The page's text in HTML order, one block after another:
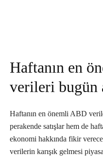
Haftanın en
verileri bugün
Haftanın en önemli ABD
perakende satışlar hem de
ekonomi hakkında fikir
verilerin karışık gelmesi